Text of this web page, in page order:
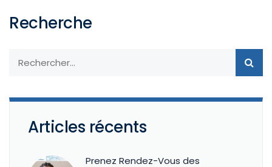
Recherche
Articles récents
Prenez Rendez-Vous des